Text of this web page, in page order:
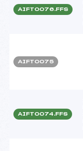
AIFT0076.FFS
AIFT0075
AIFT0074.FFS